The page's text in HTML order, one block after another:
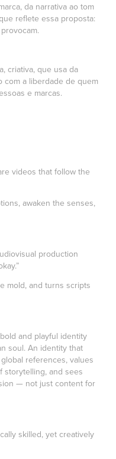
da narrativa ao tom
reflete essa proposta:
criativa, que usa da
com a liberdade de quem
e marcas.
videos that follow the
awaken the senses,
production
mold, and turns scripts
and playful identity
soul. An identity that
references, values
storytelling, and sees
— not just content for
skilled, yet creatively